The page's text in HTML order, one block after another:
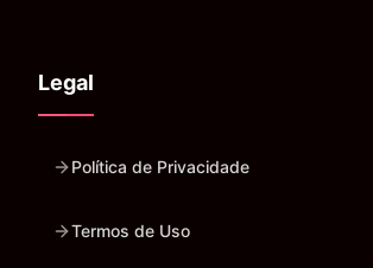
Legal
Política de Privacidade
Termos de Uso